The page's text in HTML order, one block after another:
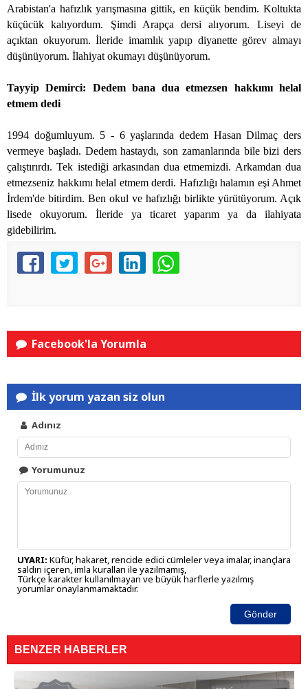
Arabistan'a hafızlık yarışmasına gittik, en küçük bendim. Koltukta
küçücük kalıyordum. Şimdi Arapça dersi alıyorum. Liseyi de
açıktan okuyorum. İleride imamlık yapıp diyanette görev almayı
düşünüyorum. İlahiyat okumayı düşünüyorum.
Tayyip Demirci: Dedem bana dua etmezsen hakkımı helal
etmem dedi
1994 doğumluyum. 5 - 6 yaşlarında dedem Hasan Dilmaç ders
vermeye başladı. Dedem hastaydı, son zamanlarında bile bizi ders
çalıştırırdı. Tek istediği arkasından dua etmemizdi. Arkamdan dua
etmezseniz hakkımı helal etmem derdi. Hafızlığı halamın eşi Ahmet
İrdem'de bitirdim. Ben okul ve hafızlığı birlikte yürütüyorum. Açık
lisede okuyorum. İleride ya ticaret yaparım ya da ilahiyata
gidebilirim.
Facebook'la Yorumla
İlk yorum yazan siz olun
Adınız
Yorumunuz
UYARI: Küfür, hakaret, rencide edici cümleler veya imalar, inançlara
saldırı içeren, imla kuralları ile yazılmamış,
Türkçe karakter kullanılmayan ve büyük harflerle yazılmış
yorumlar onaylanmamaktadır.
Gönder
BENZER HABERLER